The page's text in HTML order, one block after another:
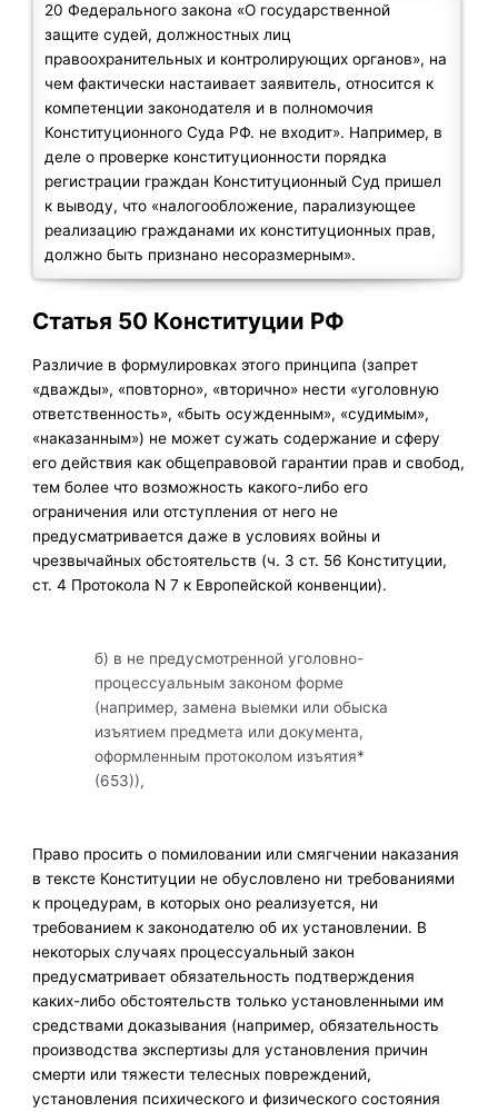
20 Федерального закона «О государственной
защите судей, должностных лиц
правоохранительных и контролирующих органов», на
чем фактически настаивает заявитель, относится к
компетенции законодателя и в полномочия
Конституционного Суда РФ. не входит». Например, в
деле о проверке конституционности порядка
регистрации граждан Конституционный Суд пришел
к выводу, что «налогообложение, парализующее
реализацию гражданами их конституционных прав,
должно быть признано несоразмерным».
Статья 50 Конституции РФ
Различие в формулировках этого принципа (запрет
«дважды», «повторно», «вторично» нести «уголовную
ответственность», «быть осужденным», «судимым»,
«наказанным») не может сужать содержание и сферу
его действия как общеправовой гарантии прав и свобод,
тем более что возможность какого-либо его
ограничения или отступления от него не
предусматривается даже в условиях войны и
чрезвычайных обстоятельств (ч. 3 ст. 56 Конституции,
ст. 4 Протокола N 7 к Европейской конвенции).
б) в не предусмотренной уголовно-
процессуальным законом форме
(например, замена выемки или обыска
изъятием предмета или документа,
оформленным протоколом изъятия*
(653)),
Право просить о помиловании или смягчении наказания
в тексте Конституции не обусловлено ни требованиями
к процедурам, в которых оно реализуется, ни
требованием к законодателю об их установлении. В
некоторых случаях процессуальный закон
предусматривает обязательность подтверждения
каких-либо обстоятельств только установленными им
средствами доказывания (например, обязательность
производства экспертизы для установления причин
смерти или тяжести телесных повреждений,
установления психического и физического состояния